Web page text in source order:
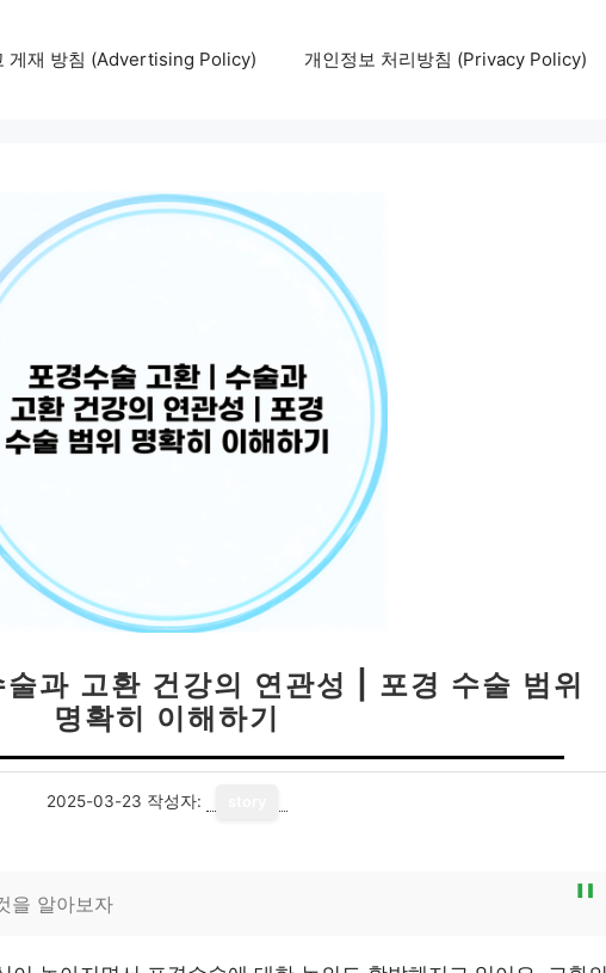
게재 방침 (Advertising Policy) 개인정보 처리방침 (Privacy Policy)
과 고환 건강의 연관성 | 포경 수술 범위
명확히 이해하기
2025-03-23 작성자:
을 알아보자